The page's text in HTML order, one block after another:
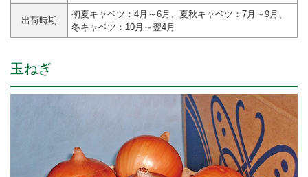
出荷時期
初夏キャベツ：4月～6月、夏秋キャベツ：7月～9月、
冬キャベツ：10月～翌4月
玉ねぎ